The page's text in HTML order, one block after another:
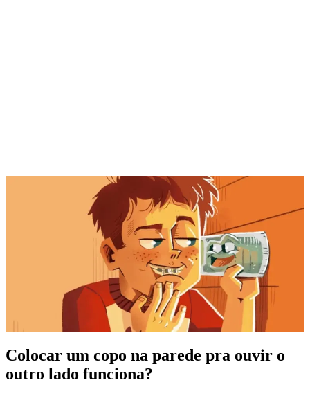
Colocar um copo na parede pra ouvir o
outro lado funciona?